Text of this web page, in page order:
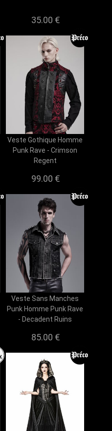
35.00 €
Veste Gothique Homme
Punk Rave - Crimson
Regent
99.00 €
Veste Sans Manches
Punk Homme Punk Rave
- Decadent Ruins
85.00 €